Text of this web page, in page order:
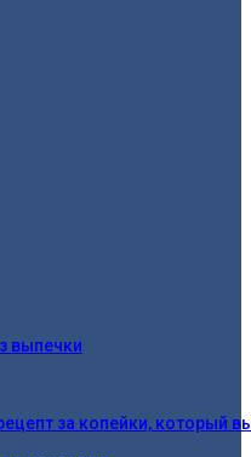
выпечки
за копейки, который